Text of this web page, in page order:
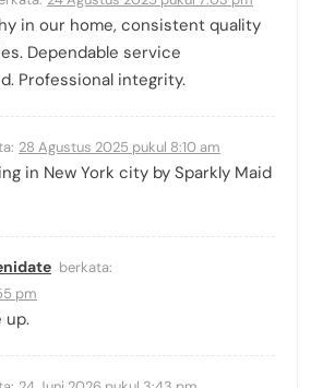
in our home, consistent quality
Dependable service
Professional integrity.
28 Agustus 2025 pukul 8:10 am
in New York city by Sparkly Maid
berkata:
pm
up.